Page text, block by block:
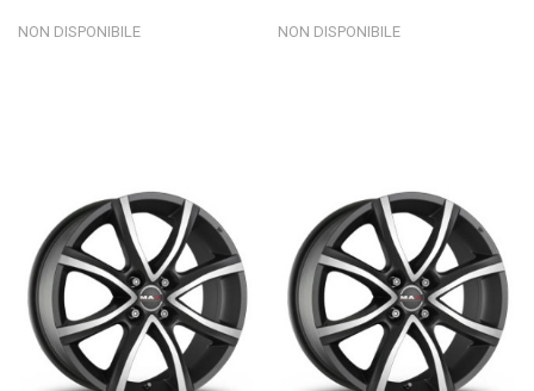
NON DISPONIBILE NON DISPONIBILE